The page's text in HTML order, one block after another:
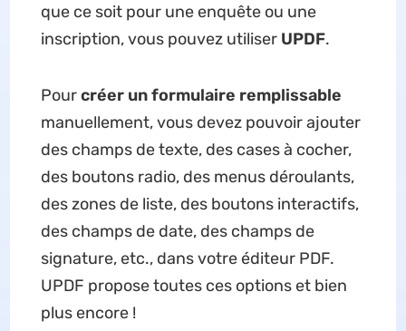
que ce soit pour une enquête ou une
inscription, vous pouvez utiliser UPDF.
Pourcréer un formulaire remplissable
manuellement, vous devez pouvoir ajouter
des champs de texte, des cases à cocher,
des boutons radio, des menus déroulants,
des zones de liste, des boutons interactifs,
des champs de date, des champs de
signature, etc., dans votre éditeur PDF.
UPDF propose toutes ces options et bien
plus encore !